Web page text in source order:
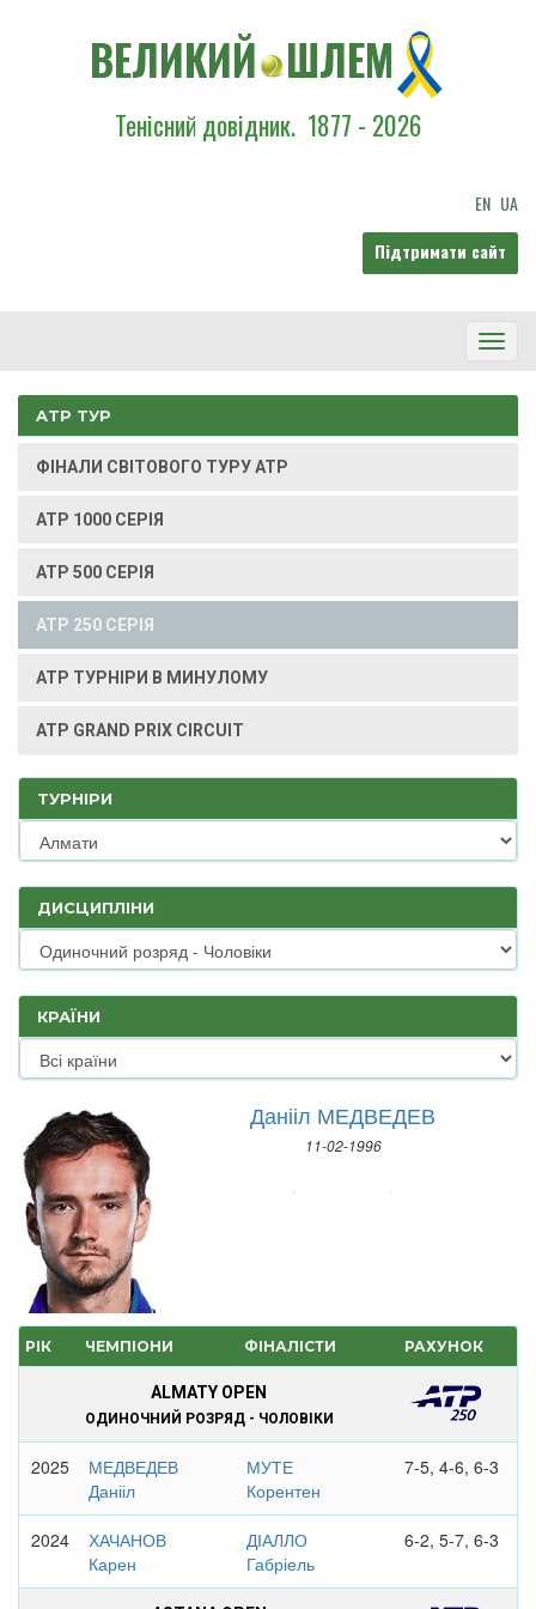
ВЕЛИКИЙ ШЛЕМ
Тенісний довідник. 1877 - 2026
EN UA
Підтримати сайт
ATP ТУР
ФІНАЛИ СВІТОВОГО ТУРУ ATP
ATP 1000 СЕРІЯ
ATP 500 СЕРІЯ
ATP 250 СЕРІЯ
ATP ТУРНІРИ В МИНУЛОМУ
ATP GRAND PRIX CIRCUIT
ТУРНІРИ
ДИСЦИПЛІНИ
КРАЇНИ
Данііл МЕДВЕДЕВ
11-02-1996
РІК ЧЕМПІОНИ ФІНАЛІСТИ РАХУНОК
ALMATY OPEN
ОДИНОЧНИЙ РОЗРЯД - ЧОЛОВІКИ
2025
МЕДВЕДЕВ
Данііл
МУТЕ
Корентен
7-5, 4-6, 6-3
2024
ХАЧАНОВ
Карен
ДІАЛЛО
Габріель
6-2, 5-7, 6-3